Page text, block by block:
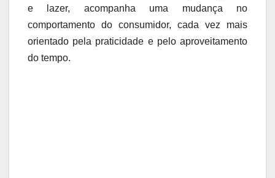
e lazer, acompanha uma mudança no
comportamento do consumidor, cada vez mais
orientado pela praticidade e pelo aproveitamento
do tempo.